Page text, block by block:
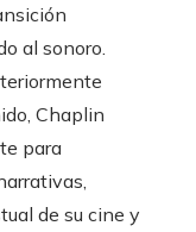
al sonoro.
Chaplin
para
de su cine y